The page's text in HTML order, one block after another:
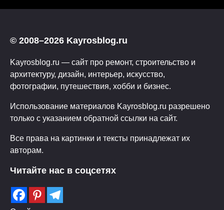
© 2008–2026 Kayrosblog.ru
Kayrosblog.ru — сайт про ремонт, строительство и
архитектуру, дизайн, интерьер, искусство,
фотографии, путешествия, хобби и бизнес.
Использование материалов Kayrosblog.ru разрешено
только с указанием обратной ссылки на сайт.
Все права на картинки и тексты принадлежат их
авторам.
Читайте нас в соцсетях